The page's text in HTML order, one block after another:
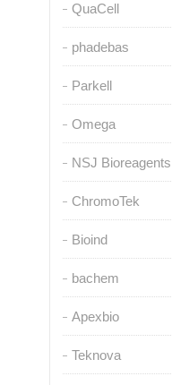
QuaCell
phadebas
Parkell
Omega
NSJ Bioreagents
ChromoTek
Bioind
bachem
Apexbio
Teknova